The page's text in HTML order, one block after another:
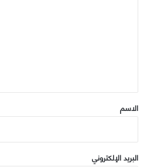
*
الاسم
البريد الإلكتروني